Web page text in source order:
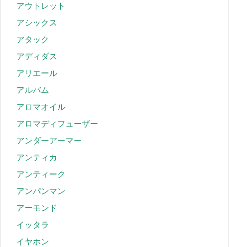
アウトレット
アシックス
アタック
アディダス
アリエール
アルバム
アロマオイル
アロマディフューザー
アンダーアーマー
アンティカ
アンティーク
アンパンマン
アーモンド
イッタラ
イヤホン